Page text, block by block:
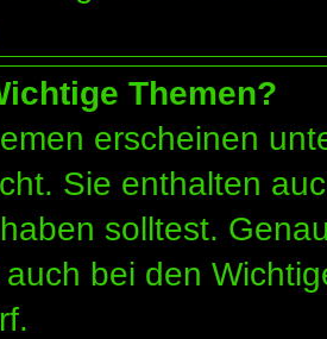
Themen?
erscheinen
Sie enthalten
solltest.
bei den